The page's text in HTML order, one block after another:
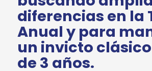
diferencias en la
Anual y para
un invicto
de 3 años.